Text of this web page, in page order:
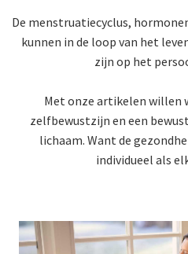
De menstruatiecyclus,
kunnen in de loop van het
zijn op het
Met onze artikelen willen
zelfbewustzijn en een
lichaam. Want de
individueel als